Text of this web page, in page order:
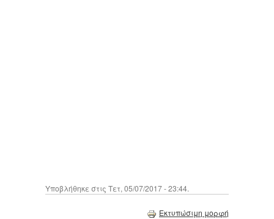
Υποβλήθηκε στις Τετ, 05/07/2017 - 23:44.
Εκτυπώσιμη μορφή